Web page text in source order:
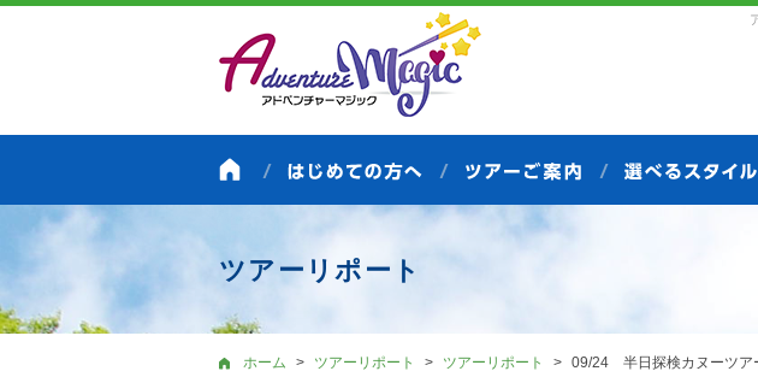
ツアーリポート
ホーム ツアーリポート ツアーリポート 09/24 半日探検カヌーツ